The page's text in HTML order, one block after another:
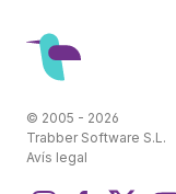
© 2005 - 2026
Trabber Software S.L.
Avís legal